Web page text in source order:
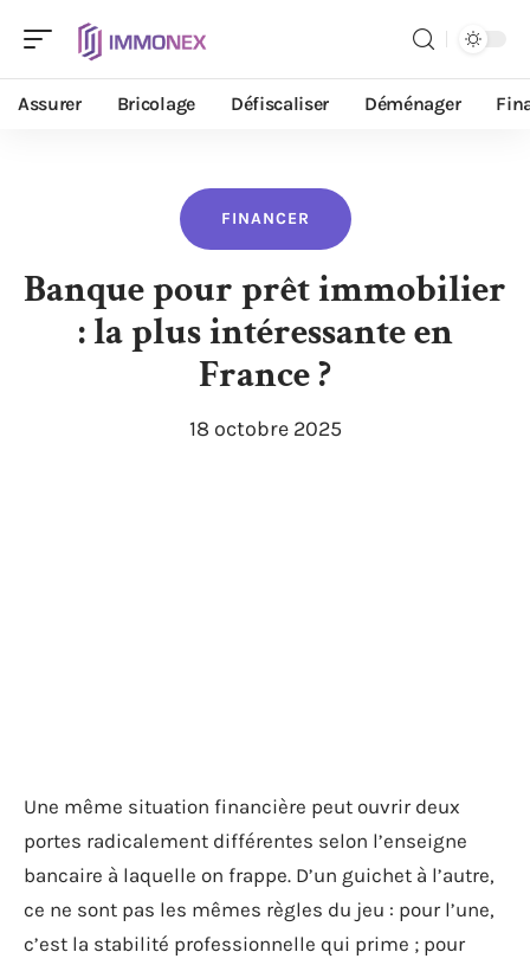
Assurer Bricolage Défiscaliser Déménager
FINANCER
Banque pour prêt immobilier
: la plus intéressante en
France ?
18 octobre 2025
Une même situation financière peut ouvrir deux
portes radicalement différentes selon l’enseigne
bancaire à laquelle on frappe. D’un guichet à l’autre,
ce ne sont pas les mêmes règles du jeu : pour l’une,
c’est la stabilité professionnelle qui prime ; pour